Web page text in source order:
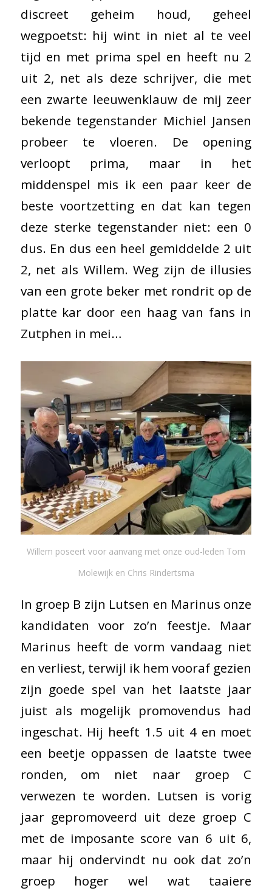
discreet geheim houd, geheel
wegpoetst: hij wint in niet al te veel
tijd en met prima spel en heeft nu 2
uit 2, net als deze schrijver, die met
een zwarte leeuwenklauw de mij zeer
bekende tegenstander Michiel Jansen
probeer te vloeren. De opening
verloopt prima, maar in het
middenspel mis ik een paar keer de
beste voortzetting en dat kan tegen
deze sterke tegenstander niet: een 0
dus. En dus een heel gemiddelde 2 uit
2, net als Willem. Weg zijn de illusies
van een grote beker met rondrit op de
platte kar door een haag van fans in
Zutphen in mei…
Willem poseert voor aanvang met onze oud-leden Tom
Molewijk en Chris Rindertsma
In groep B zijn Lutsen en Marinus onze
kandidaten voor zo’n feestje. Maar
Marinus heeft de vorm vandaag niet
en verliest, terwijl ik hem vooraf gezien
zijn goede spel van het laatste jaar
juist als mogelijk promovendus had
ingeschat. Hij heeft 1.5 uit 4 en moet
een beetje oppassen de laatste twee
ronden, om niet naar groep C
verwezen te worden. Lutsen is vorig
jaar gepromoveerd uit deze groep C
met de imposante score van 6 uit 6,
maar hij ondervindt nu ook dat zo’n
groep hoger wel wat taaiere